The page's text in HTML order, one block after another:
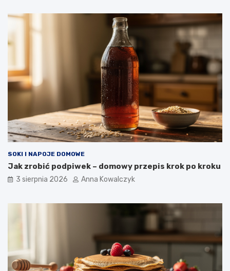
SOKI I NAPOJE DOMOWE
Jak zrobić podpiwek – domowy przepis krok po kroku
3 sierpnia 2026 Anna Kowalczyk